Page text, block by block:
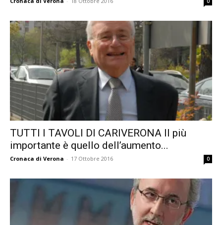
TUTTI I TAVOLI DI CARIVERONA Il più
importante è quello dell’aumento...
Cronaca di Verona - 17 Ottobre 2016 0